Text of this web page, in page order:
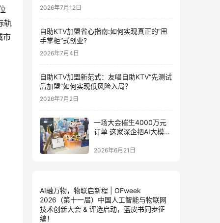
轨
市
2026年7月12日
自助KTV加盟省心指南:如何实现真正的”甩
手掌柜”式创业?
2026年7月4日
自助KTV加盟新范式：友唱自助KTV“先测试
后加盟”如何实现低风险入局？
2026年7月2日
一场大会催生4000万元
订单 这家深企把AI大模型
2026年6月21日
AI融万物，物联启新程 | OFweek
2026（第十一届）中国人工智能与物联网
技术创新大会 & 评选启动，蓝皮书同步征
编！